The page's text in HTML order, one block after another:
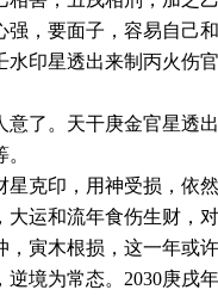
，要面子，容易自己
水印星透出来制丙火伤
意了。天干庚金官星透
克印，用神受损，依
运和流年食伤生财，
寅木根损，这一年或
境为常态。2030庚戌